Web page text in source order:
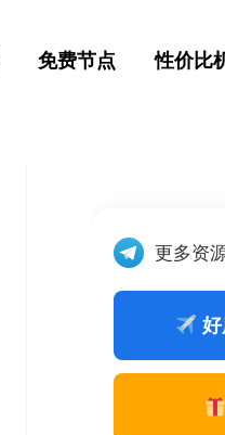
免费节点 性价比
更多资